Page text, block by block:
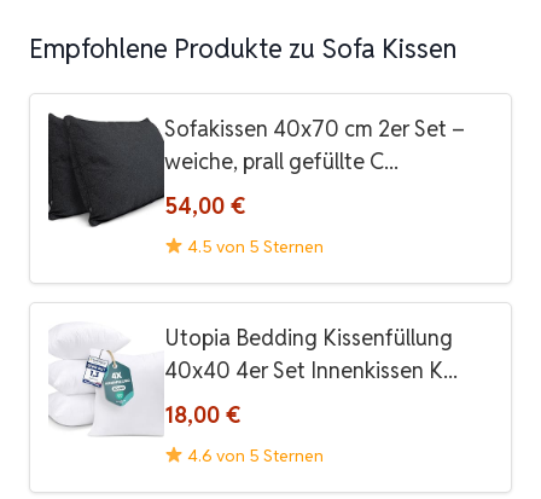
Empfohlene Produkte zu Sofa Kissen
Sofakissen 40x70 cm 2er Set –
weiche, prall gefüllte C...
54,00 €
4.5 von 5 Sternen
Utopia Bedding Kissenfüllung
40x40 4er Set Innenkissen K...
18,00 €
4.6 von 5 Sternen